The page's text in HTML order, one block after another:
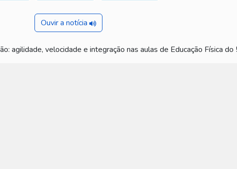
Ouvir a notícia
agilidade, velocidade e integração nas aulas de Educação Física do